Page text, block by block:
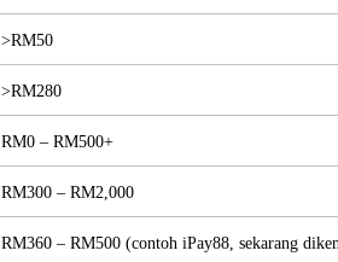
>RM50
>RM280
RM0 – RM500+
RM300 – RM2,000
RM360 – RM500 (contoh iPay88, sekarang